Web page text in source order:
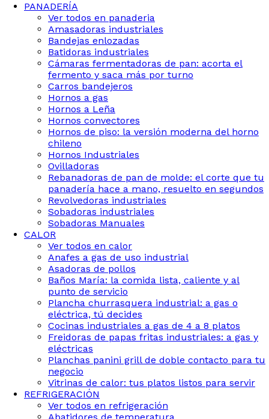
PANADERÍA
Ver todos en panaderia
Amasadoras industriales
Bandejas enlozadas
Batidoras industriales
Cámaras fermentadoras de pan: acorta el
fermento y saca más por turno
Carros bandejeros
Hornos a gas
Hornos a Leña
Hornos convectores
Hornos de piso: la versión moderna del horno
chileno
Hornos Industriales
Ovilladoras
Rebanadoras de pan de molde: el corte que tu
panadería hace a mano, resuelto en segundos
Revolvedoras industriales
Sobadoras industriales
Sobadoras Manuales
CALOR
Ver todos en calor
Anafes a gas de uso industrial
Asadoras de pollos
Baños María: la comida lista, caliente y al
punto de servicio
Plancha churrasquera industrial: a gas o
eléctrica, tú decides
Cocinas industriales a gas de 4 a 8 platos
Freidoras de papas fritas industriales: a gas y
eléctricas
Planchas panini grill de doble contacto para tu
negocio
Vitrinas de calor: tus platos listos para servir
REFRIGERACIÓN
Ver todos en refrigeración